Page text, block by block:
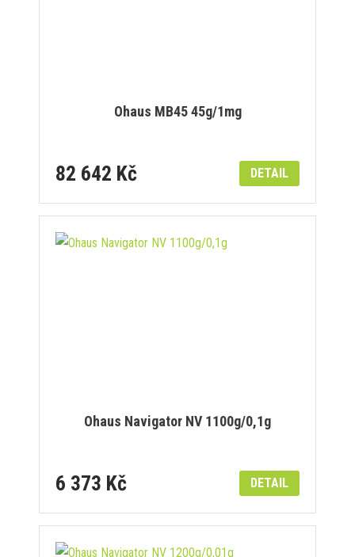
Ohaus MB45 45g/1mg
82 642 Kč DETAIL
Ohaus Navigator NV 1100g/0,1g
6 373 Kč DETAIL